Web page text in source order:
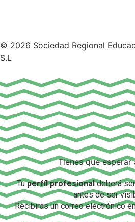
© 2026 Sociedad Regional
S.L
Tienes que
Tuperfíl profesionaldeberá
antes de ser
Recibirás un correo electrónico